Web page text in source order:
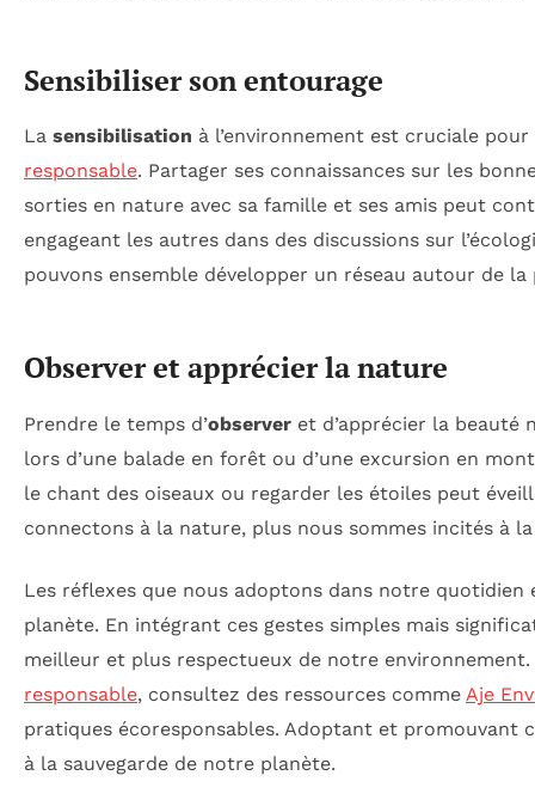
Sensibiliser son entourage
La sensibilisation à l’environnement est cruciale
responsable. Partager ses connaissances sur les
sorties en nature avec sa famille et ses amis peut
engageant les autres dans des discussions sur
pouvons ensemble développer un réseau autour de
Observer et apprécier la nature
Prendre le temps d’observer et d’apprécier la beauté
lors d’une balade en forêt ou d’une excursion en
le chant des oiseaux ou regarder les étoiles peut
connectons à la nature, plus nous sommes incités à
Les réflexes que nous adoptons dans notre
planète. En intégrant ces gestes simples mais
meilleur et plus respectueux de notre
responsable, consultez des ressources comme Aje
pratiques écoresponsables. Adoptant et promouvant
à la sauvegarde de notre planète.